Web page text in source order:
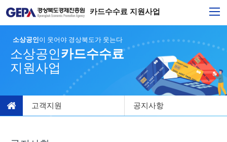
카드수수료 지원사업
소상공인이 웃어야 경상북도가 웃는다
소상공인카드수수료
지원사업
고객지원 공지사항